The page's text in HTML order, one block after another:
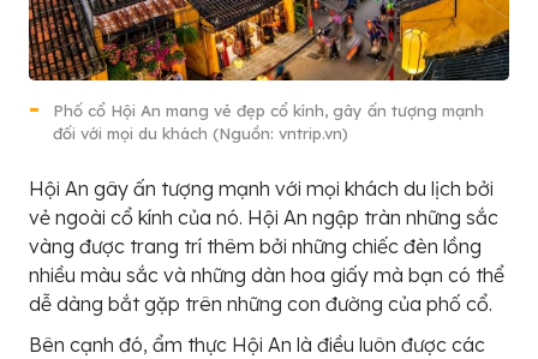
Phố cổ Hội An mang vẻ đẹp cổ kính, gây ấn tượng mạnh
đối với mọi du khách (Nguồn: vntrip.vn)
Hội An gây ấn tượng mạnh với mọi khách du lịch bởi
vẻ ngoài cổ kính của nó. Hội An ngập tràn những sắc
vàng được trang trí thêm bởi những chiếc đèn lồng
nhiều màu sắc và những dàn hoa giấy mà bạn có thể
dễ dàng bắt gặp trên những con đường của phố cổ.
Bên cạnh đó, ẩm thực Hội An là điều luôn được các